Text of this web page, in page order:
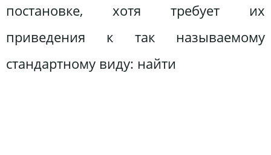
постановке, хотя требует их
приведения к так называемому
стандартному виду: найти